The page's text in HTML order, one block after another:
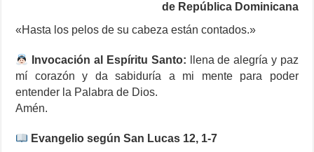
de República Dominicana
«Hasta los pelos de su cabeza están contados.»
Invocación al Espíritu Santo: llena de alegría y paz
mí corazón y da sabiduría a mi mente para poder
entender la Palabra de Dios.
Amén.
Evangelio según San Lucas 12, 1-7